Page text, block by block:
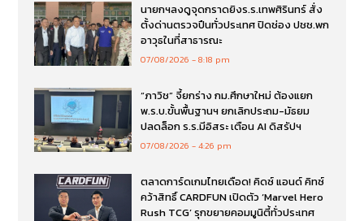
นายกฯลงดูจุดกราดยิงร.ร.เทพศิรินทร์ สั่ง
ตั้งด่านตรวจปืนทั่วประเทศ ปิดช่อง ปชช.พก
อาวุธในที่สาธารณะ
07/08/2026 8:18 pm
“ภาวิช” จี้ยกร่าง กม.ศึกษาใหม่ ต้องแยก
พ.ร.บ.ขั้นพื้นฐานฯ ยกเลิกประถม-มัธยม
ปลดล็อก ร.ร.มีอิสระ เตือน AI ดิสรัปฯ
07/08/2026 4:26 pm
ตลาดการ์ดเกมไทยเดือด! คิดซ์ แอนด์ คิทซ์
คว้าสิทธิ์ CARDFUN เปิดตัว ‘Marvel Hero
Rush TCG’ รุกขยายคอมมูนิตี้ทั่วประเทศ